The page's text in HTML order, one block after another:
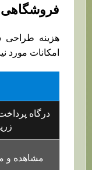
فروشگاهی
هزینه طراحی
امکانات مورد
درگاه
مشاهده و